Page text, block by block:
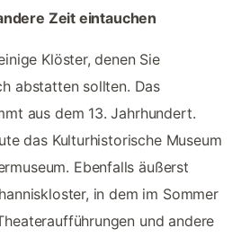
Zeit eintauchen
Klöster, denen Sie
abstatten sollten. Das
aus dem 13. Jahrhundert.
das Kulturhistorische Museum
Ebenfalls äußerst
in dem im Sommer
und andere